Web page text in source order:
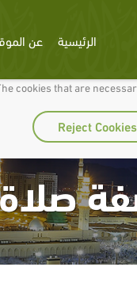
cookies to make our site
cookies that are
Reject Cookies
الرئيسية عن